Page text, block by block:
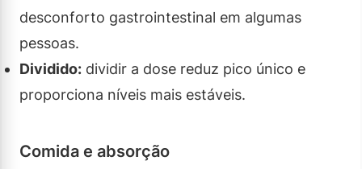
desconforto gastrointestinal em algumas
pessoas.
Dividido: dividir a dose reduz pico único e
proporciona níveis mais estáveis.
Comida e absorção